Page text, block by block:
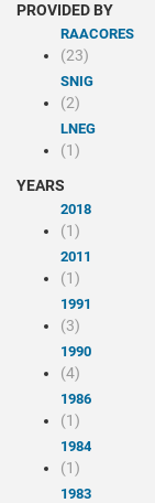
PROVIDED BY
RAACORES
(23)
SNIG
(2)
LNEG
(1)
YEARS
2018
(1)
2011
(1)
1991
(3)
1990
(4)
1986
(1)
1984
(1)
1983